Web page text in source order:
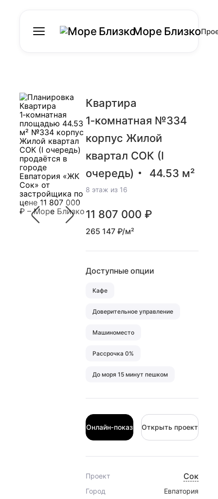
Море Близко
Квартира
1‑комнатная №334
корпус Жилой
квартал СОК (I
очередь)
44.53 м²
8 этаж из 16
11 807 000 ₽
265 147 ₽/м²
Доступные опции
Кафе
Доверительное управление
Машиноместо
Рассрочка 0%
До моря 15 минут пешком
Онлайн‑показ
Онлайн‑показ
Открыть проект
Открыть проект
Проект Сок
Город
Евпатория